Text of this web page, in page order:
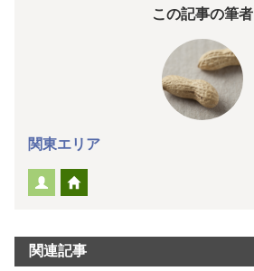
この記事の筆者
関東エリア
関連記事